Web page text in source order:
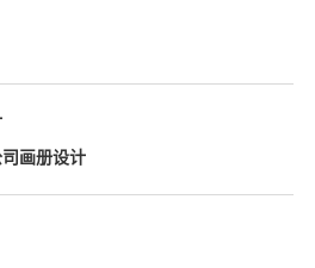
画册设计